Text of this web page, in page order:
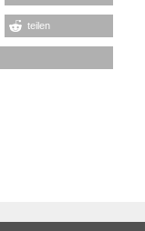
teilen